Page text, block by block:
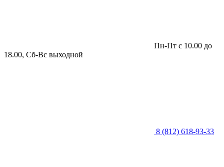
Пн-Пт с 10.00 до
18.00, Сб-Вс выходной
8 (812) 618-93-33